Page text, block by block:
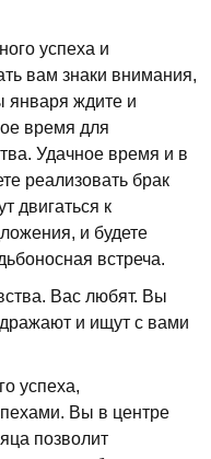
успеха и
вам знаки внимания,
января ждите и
время для
Удачное время и в
реализовать брак
двигаться к
и будете
встреча.
Вас любят. Вы
и ищут с вами
успеха,
Вы в центре
позволит